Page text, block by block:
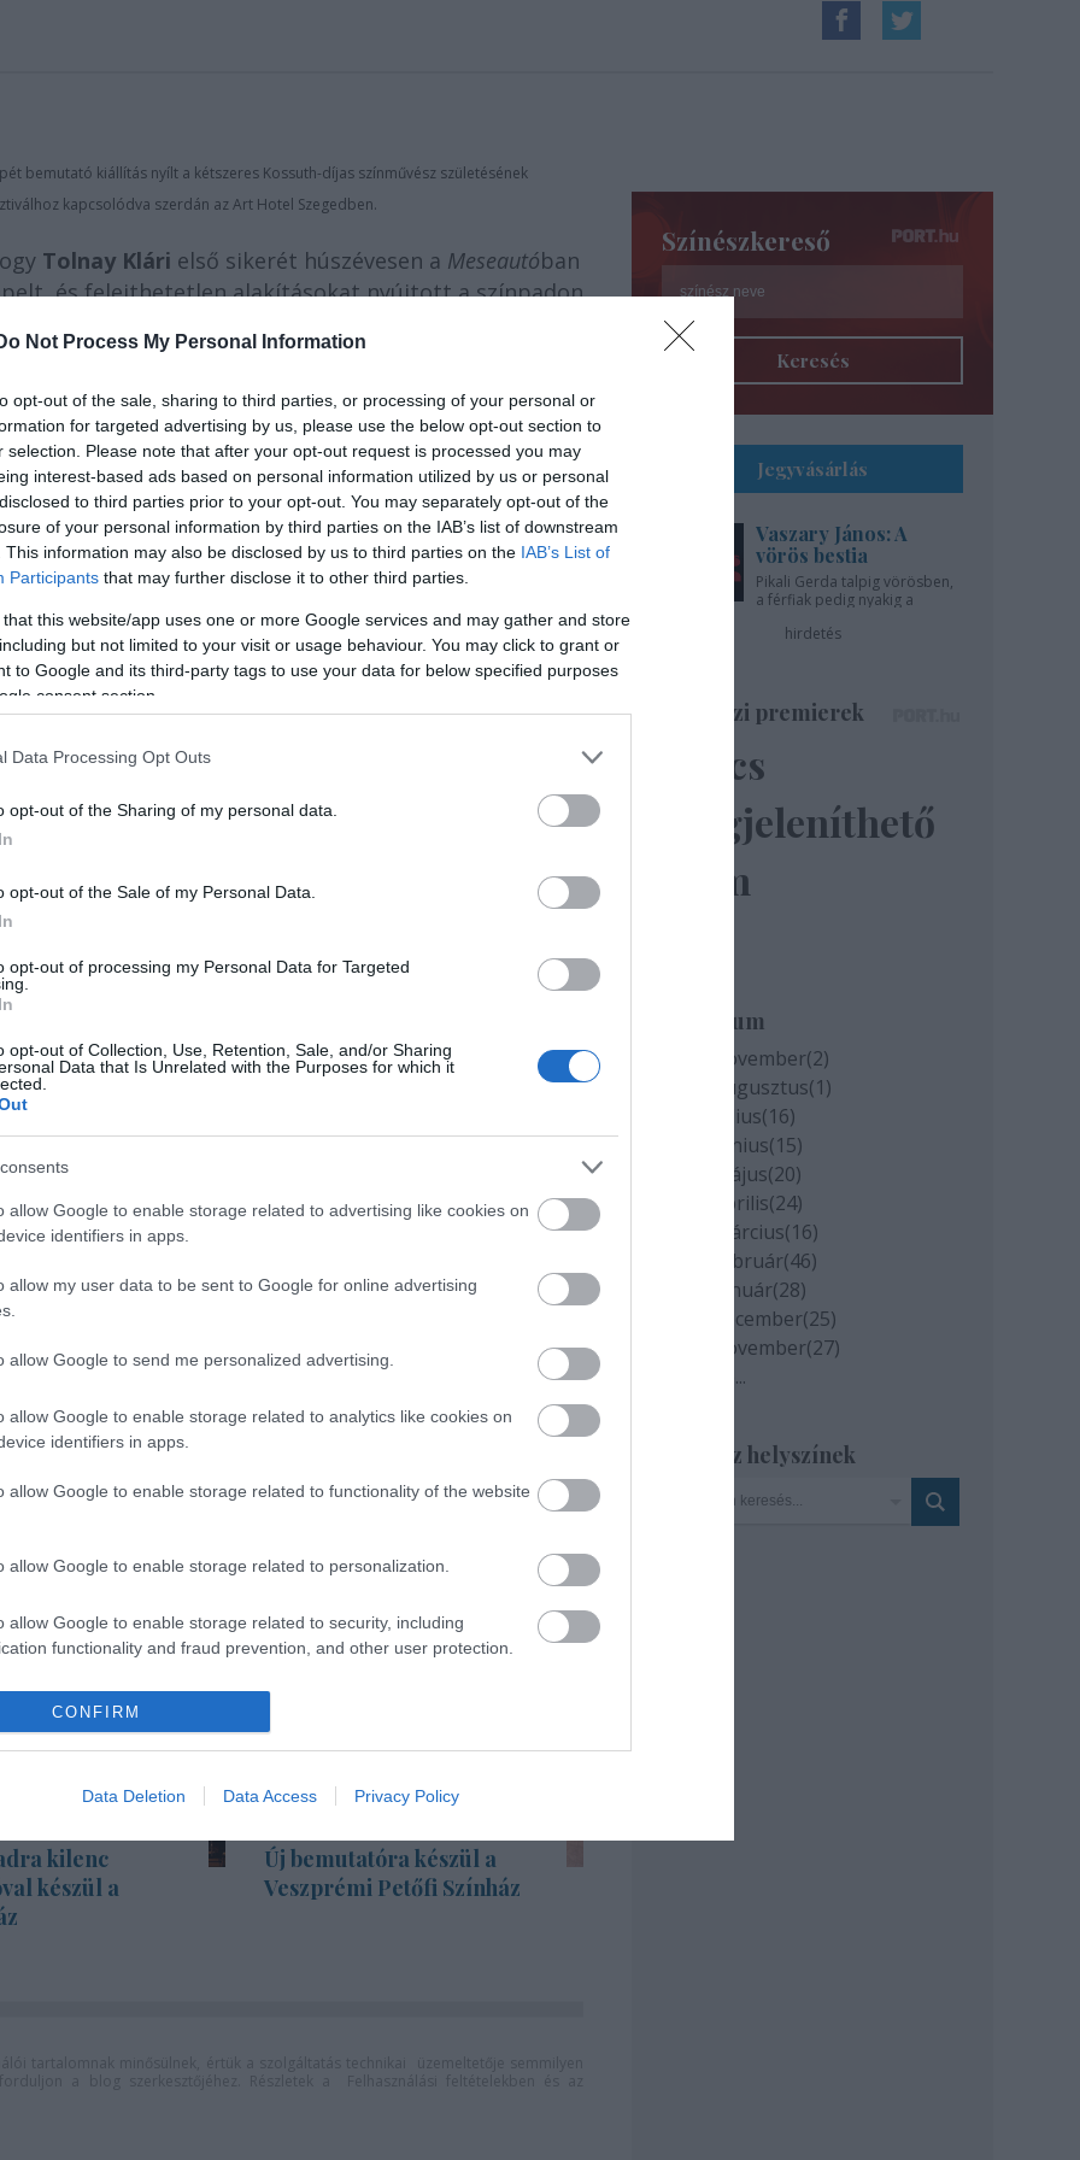
Not Process My Personal Information
opt-out of the sale, sharing to third parties, or processing of your personal or
for targeted advertising by us, please use the below opt-out section to
selection. Please note that after your opt-out request is processed you may
interest-based ads based on personal information utilized by us or personal
to third parties prior to your opt-out. You may separately opt-out of the
of your personal information by third parties on the IAB’s list of downstream
This information may also be disclosed by us to third parties on the IAB’s List of
Participants that may further disclose it to other third parties.
that this website/app uses one or more Google services and may gather and store
but not limited to your visit or usage behaviour. You may click to grant or
to Google and its third-party tags to use your data for below specified purposes
consent section.
Data Processing Opt Outs
opt-out of the Sharing of my personal data.
opt-out of the Sale of my Personal Data.
opt-out of processing my Personal Data for Targeted
opt-out of Collection, Use, Retention, Sale, and/or Sharing
Data that Is Unrelated with the Purposes for which it
allow Google to enable storage related to advertising like cookies on
identifiers in apps.
allow my user data to be sent to Google for online advertising
allow Google to send me personalized advertising.
allow Google to enable storage related to analytics like cookies on
identifiers in apps.
allow Google to enable storage related to functionality of the website
allow Google to enable storage related to personalization.
allow Google to enable storage related to security, including
functionality and fraud prevention, and other user protection.
CONFIRM
Data Deletion Data Access Privacy Policy
bemutató kiállítás nyílt a kétszeres Kossuth-díjas színművész születésének
kapcsolódva szerdán az Art Hotel Szegedben.
Tolnay Klári első sikerét húszévesen a Meseautóban
és felejthetetlen alakításokat nyújtott a színpadon
szerepelt, 1983-tól néhány évadon át
társulat tagja volt.
úgy fogalmazott, a színésznőkről az a
szépek.Tolnay Kláriazonban ennél sokkal többet
volt az ember ember általi ábrázolásához".
amiért azonban mindig keményen
ez a munka harcokkal is járt,Tolnay Klári
végéig látható tárlaton az érdeklődők
színpadon és filmekben viselt ruhadarabjait, valamint
A kiállított tárgyak között szerepel többek között egy
New Yorkbancímű vígjátékban hordott a színpadon.
Forrás: MTI
kilenc
készül a
Új bemutatóra készül a
Veszprémi Petőfi Színház
Színészkereső
Keresés
Jegyvásárlás
Vaszary János: A
vörös bestia
Pikali Gerda talpig vörösben,
a férfiak pedig nyakig a
hirdetés
Színházi premierek
Nincs
megjeleníthető
elem
Archívum
2020 november(2)
2020 augusztus(1)
2020 július(16)
2020 június(15)
2020 május(20)
2020 április(24)
2020 március(16)
2020 február(46)
2020 január(28)
2019 december(25)
2019 november(27)
...
Szinház helyszínek